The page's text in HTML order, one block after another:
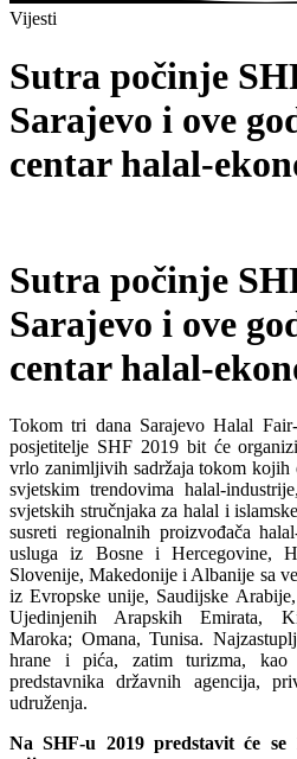
Vijesti
Sutra počinje
Sarajevo i ove
centar halal-
Sutra počinje
Sarajevo i ove
centar halal-
Tokom tri dana Sarajevo Halal
posjetitelje SHF 2019 bit će
vrlo zanimljivih sadržaja tokom kojih
svjetskim trendovima halal-
svjetskih stručnjaka za halal i
susreti regionalnih proizvođača
usluga iz Bosne i Hercegovine,
Slovenije, Makedonije i Albanije sa
iz Evropske unije, Saudijske
Ujedinjenih Arapskih Emirata,
Maroka; Omana, Tunisa.
hrane i pića, zatim turizma,
predstavnika državnih agencija,
udruženja.
Na SHF-u 2019 predstavit će se